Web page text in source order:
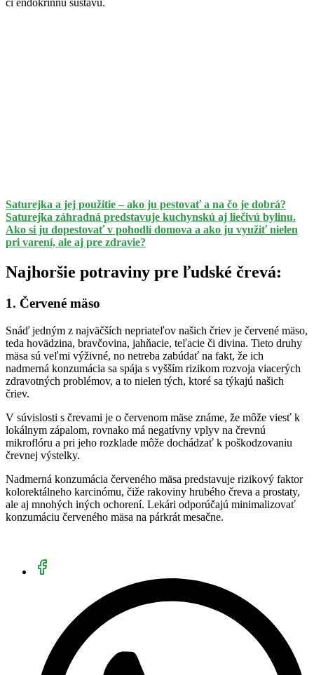
či endokrinnú sústavu.
Saturejka a jej použitie – ako ju pestovať a na čo je dobrá?
Saturejka záhradná predstavuje kuchynskú aj liečivú bylinu.
Ako si ju dopestovať v pohodlí domova a ako ju využiť nielen
pri varení, ale aj pre zdravie?
Najhoršie potraviny pre ľudské črevá:
1. Červené mäso
Snáď jedným z najväčších nepriateľov našich čriev je červené mäso,
teda hovädzina, bravčovina, jahňacie, teľacie či divina. Tieto druhy
mäsa sú veľmi výživné, no netreba zabúdať na fakt, že ich
nadmerná konzumácia sa spája s vyšším rizikom rozvoja viacerých
zdravotných problémov, a to nielen tých, ktoré sa týkajú našich
čriev.
V súvislosti s črevami je o červenom mäse známe, že môže viesť k
lokálnym zápalom, rovnako má negatívny vplyv na črevnú
mikroflóru a pri jeho rozklade môže dochádzať k poškodzovaniu
črevnej výstelky.
Nadmerná konzumácia červeného mäsa predstavuje rizikový faktor
kolorektálneho karcinómu, čiže rakoviny hrubého čreva a prostaty,
ale aj mnohých iných ochorení. Lekári odporúčajú minimalizovať
konzumáciu červeného mäsa na párkrát mesačne.